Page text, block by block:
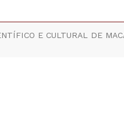
E CULTURAL DE